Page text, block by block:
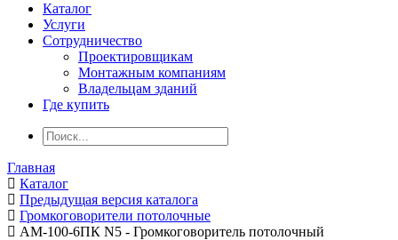
Каталог
Услуги
Сотрудничество
Проектировщикам
Монтажным компаниям
Владельцам зданий
Где купить
Главная
Каталог
Предыдущая версия каталога
Громкоговорители потолочные
АМ-100-6ПК N5 - Громкоговоритель потолочный